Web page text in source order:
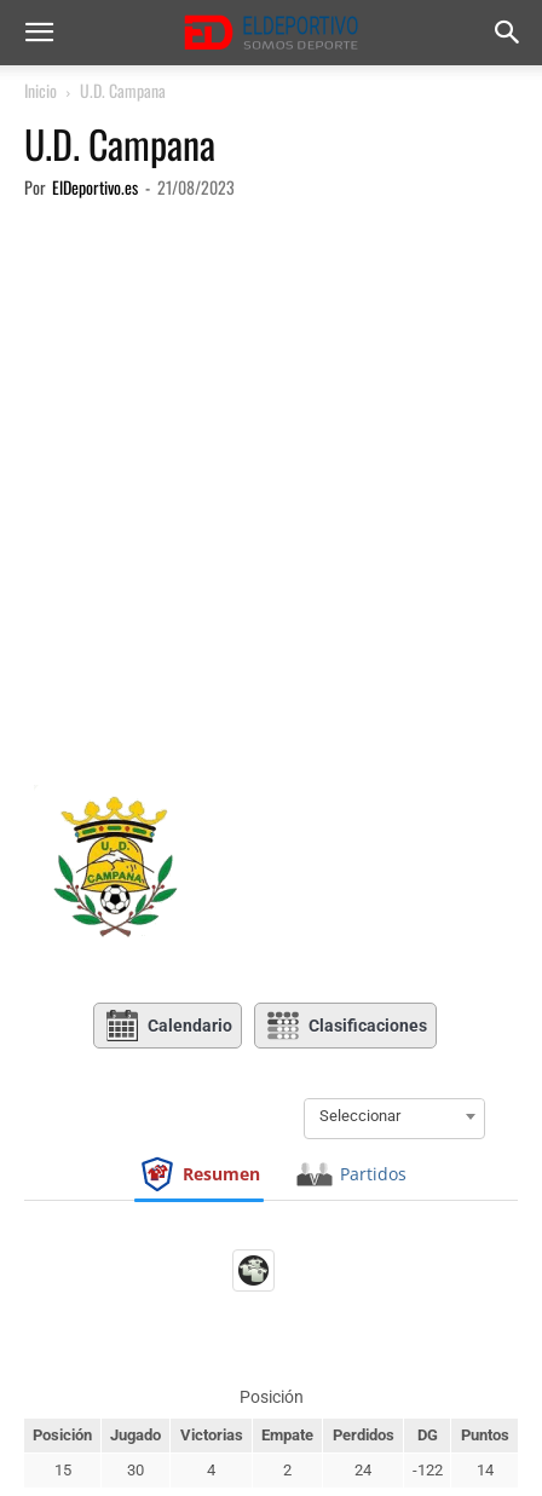
Inicio U.D. Campana
U.D. Campana
Por ElDeportivo.es - 21/08/2023
Calendario Clasificaciones
Seleccionar
Resumen Partidos
Posición
Posición Jugado Victorias Empate Perdidos DG
Puntos
15
30 4 2 24 -122 14